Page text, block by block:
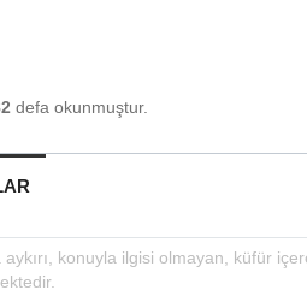
defa okunmuştur.